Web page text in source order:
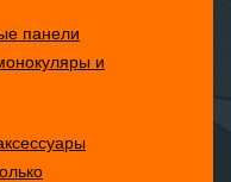
панели
и